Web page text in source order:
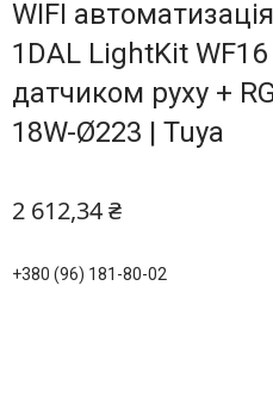
WIFI
1DAL LightKit
датчиком руху +
18W-Ø223 | Tuya
2 612,34 ₴
+380 (96) 181-80-02